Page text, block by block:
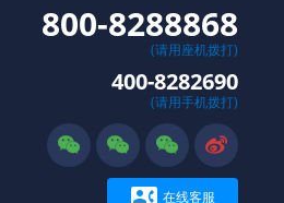
800-8288868
(请用座机拨打)
400-8282690
(请用手机拨打)
   
 在线客服